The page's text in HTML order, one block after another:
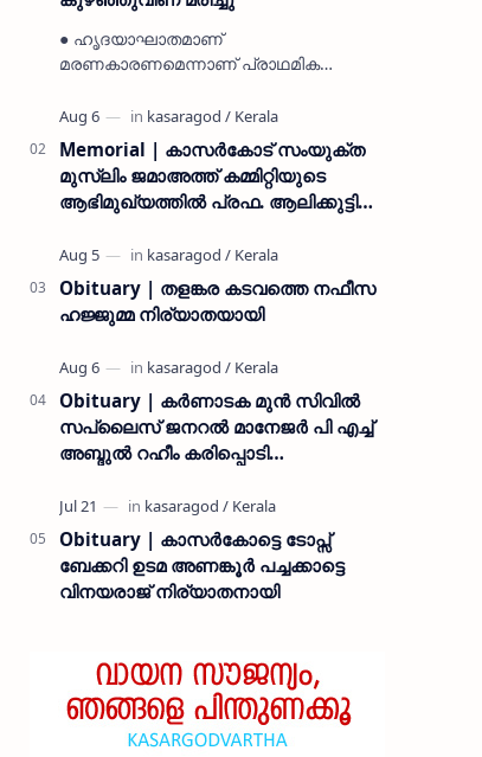
● ഹൃദയാഘാതമാണ്
മരണകാരണമെന്നാണ് പ്രാഥമിക
കമ്യൂണിസ്റ്റ് പ്രവർത്തകരായ
രാമൻ്റെയും ചിരുതേയിയുടെയും
മകളാണ് ● വിവരമറിഞ്ഞ് ജനപ്ര…
Memorial | കാസർകോട് സംയുക്ത
മുസ്ലിം ജമാഅത്ത് കമ്മിറ്റിയുടെ
ആഭിമുഖ്യത്തിൽ പ്രഫ. ആലിക്കുട്ടി
Obituary | തളങ്കര കടവത്തെ നഫീസ
ഹജ്ജുമ്മ നിര്യാതയായി
Obituary | കർണാടക മുൻ സിവില്‍
സപ്ലൈസ് ജനറൽ മാനേജർ പി എച്ച്
അബ്ദുൽ റഹീം കരിപ്പൊടി
Obituary | കാസർകോട്ടെ ടോപ്സ്
ബേക്കറി ഉടമ അണങ്കൂർ പച്ചക്കാട്ടെ
വിനയരാജ് നിര്യാതനായി